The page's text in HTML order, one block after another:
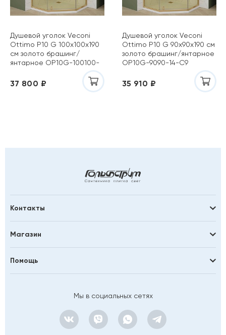
Душевой уголок Veconi
Ottimo P10 G 100х100х190
см золото брашинг/
янтарное OP10G-100100-
37 800 ₽
Душевой уголок Veconi
Ottimo P10 G 90х90х190 см
золото брашинг/янтарное
OP10G-9090-14-C9
35 910 ₽
Контакты
Магазин
Помощь
Мы в социальных сетях